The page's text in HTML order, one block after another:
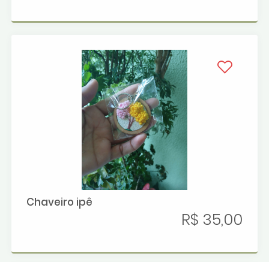
Chaveiro ipê
R$ 35,00